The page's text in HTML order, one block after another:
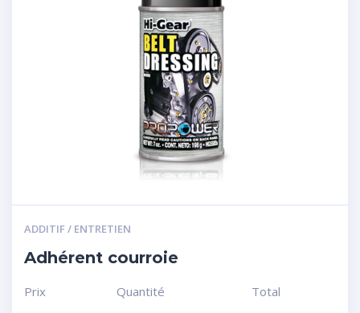
ADDITIF / ENTRETIEN
Adhérent courroie
Prix
Quantité
Total